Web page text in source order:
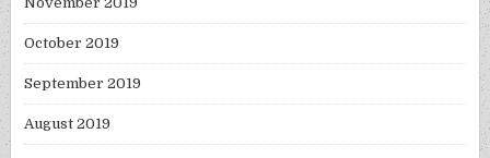
October 2019
September 2019
August 2019